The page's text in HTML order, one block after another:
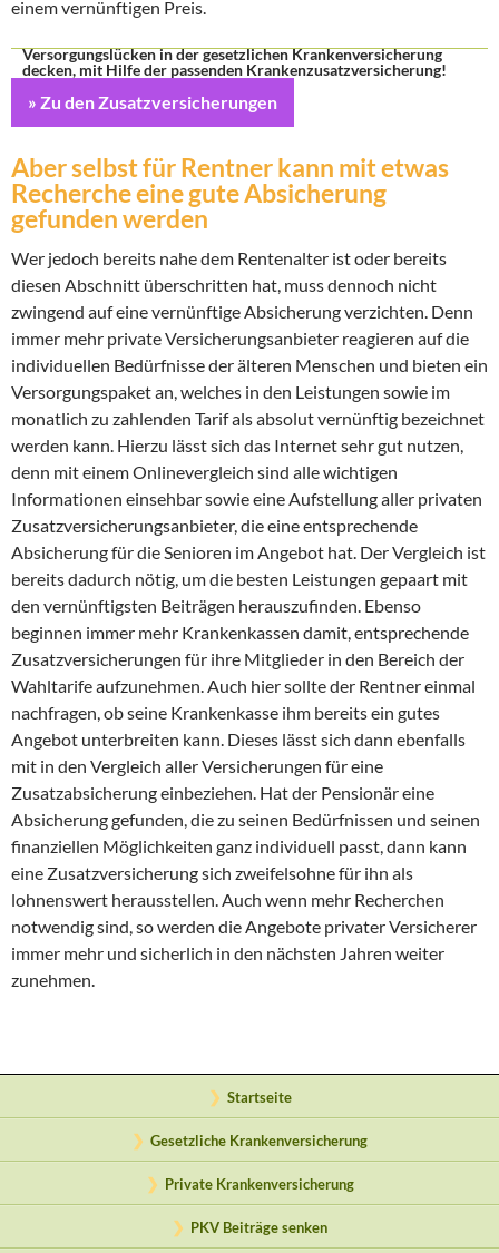
einem vernünftigen Preis.
Versorgungslücken in der gesetzlichen Krankenversicherung
decken, mit Hilfe der passenden Krankenzusatzversicherung!
» Zu den Zusatzversicherungen
Aber selbst für Rentner kann mit etwas
Recherche eine gute Absicherung
gefunden werden
Wer jedoch bereits nahe dem Rentenalter ist oder bereits
diesen Abschnitt überschritten hat, muss dennoch nicht
zwingend auf eine vernünftige Absicherung verzichten. Denn
immer mehr private Versicherungsanbieter reagieren auf die
individuellen Bedürfnisse der älteren Menschen und bieten ein
Versorgungspaket an, welches in den Leistungen sowie im
monatlich zu zahlenden Tarif als absolut vernünftig bezeichnet
werden kann. Hierzu lässt sich das Internet sehr gut nutzen,
denn mit einem Onlinevergleich sind alle wichtigen
Informationen einsehbar sowie eine Aufstellung aller privaten
Zusatzversicherungsanbieter, die eine entsprechende
Absicherung für die Senioren im Angebot hat. Der Vergleich ist
bereits dadurch nötig, um die besten Leistungen gepaart mit
den vernünftigsten Beiträgen herauszufinden. Ebenso
beginnen immer mehr Krankenkassen damit, entsprechende
Zusatzversicherungen für ihre Mitglieder in den Bereich der
Wahltarife aufzunehmen. Auch hier sollte der Rentner einmal
nachfragen, ob seine Krankenkasse ihm bereits ein gutes
Angebot unterbreiten kann. Dieses lässt sich dann ebenfalls
mit in den Vergleich aller Versicherungen für eine
Zusatzabsicherung einbeziehen. Hat der Pensionär eine
Absicherung gefunden, die zu seinen Bedürfnissen und seinen
finanziellen Möglichkeiten ganz individuell passt, dann kann
eine Zusatzversicherung sich zweifelsohne für ihn als
lohnenswert herausstellen. Auch wenn mehr Recherchen
notwendig sind, so werden die Angebote privater Versicherer
immer mehr und sicherlich in den nächsten Jahren weiter
zunehmen.
Startseite
Gesetzliche Krankenversicherung
Private Krankenversicherung
PKV Beiträge senken